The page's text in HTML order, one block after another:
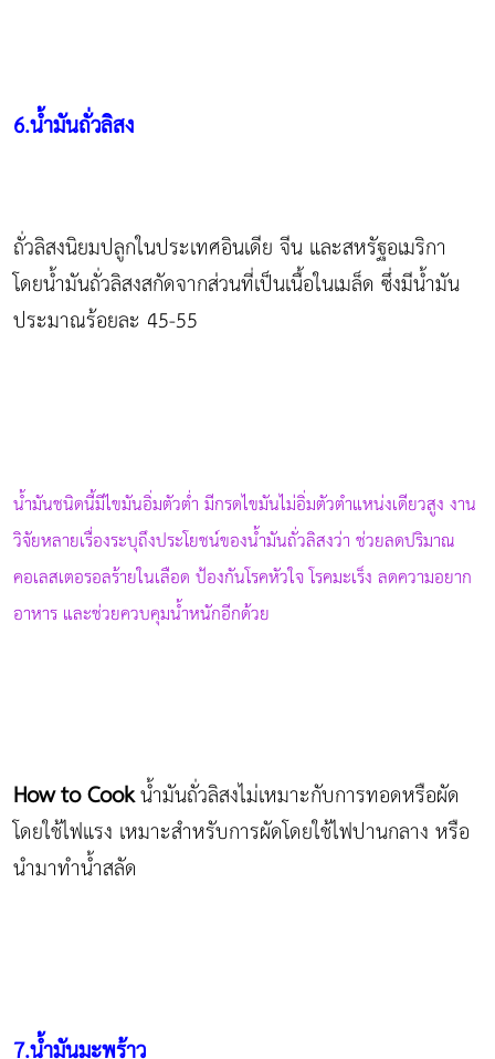
6.น้ำมันถั่วลิสง
ถั่วลิสงนิยมปลูกในประเทศอินเดีย จีน และสหรัฐอเมริกา
โดยน้ำมันถั่วลิสงสกัดจากส่วนที่เป็นเนื้อในเมล็ด ซึ่งมีน้ำมัน
ประมาณร้อยละ 45-55
น้ำมันชนิดนี้มีไขมันอิ่มตัวต่ำ มีกรดไขมันไม่อิ่มตัวตำแหน่งเดียวสูง งาน
วิจัยหลายเรื่องระบุถึงประโยชน์ของน้ำมันถั่วลิสงว่า ช่วยลดปริมาณ
คอเลสเตอรอลร้ายในเลือด ป้องกันโรคหัวใจ โรคมะเร็ง ลดความอยาก
อาหาร และช่วยควบคุมน้ำหนักอีกด้วย
How to Cookน้ำมันถั่วลิสงไม่เหมาะกับการทอดหรือผัด
โดยใช้ไฟแรง เหมาะสำหรับการผัดโดยใช้ไฟปานกลาง หรือ
นำมาทำน้ำสลัด